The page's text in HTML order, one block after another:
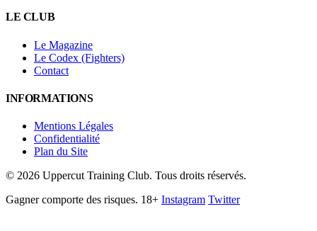
LE CLUB
Le Magazine
Le Codex (Fighters)
Contact
INFORMATIONS
Mentions Légales
Confidentialité
Plan du Site
© 2026 Uppercut Training Club. Tous droits réservés.
Gagner comporte des risques. 18+ Instagram Twitter